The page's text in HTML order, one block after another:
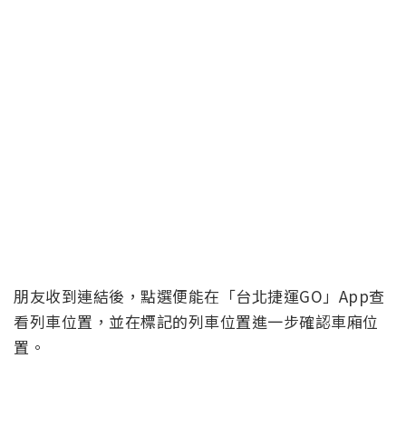
朋友收到連結後，點選便能在「台北捷運GO」App查
看列車位置，並在標記的列車位置進一步確認車廂位
置。